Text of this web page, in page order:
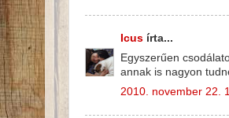
Icus írta...
Egyszerűen
annak is nagyon
2010. november 22.